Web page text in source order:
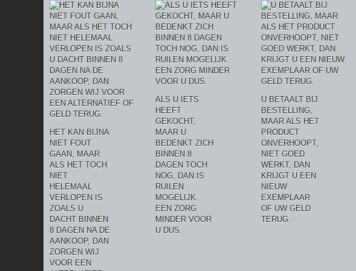
HET KAN BIJNA
NIET FOUT
GAAN, MAAR
ALS HET TOCH
NIET
HELEMAAL
VERLOPEN IS
ZOALS U
DACHT BINNEN
8 DAGEN NA DE
AANKOOP, DAN
ZORGEN WIJ
VOOR EEN
ALS U IETS
HEEFT
GEKOCHT,
MAAR U
BEDENKT ZICH
BINNEN 8
DAGEN TOCH
NOG, DAN IS
RUILEN
MOGELIJK.
EEN ZORG
MINDER VOOR
U DUS.
U BETAALT BIJ
BESTELLING,
MAAR ALS HET
PRODUCT
ONVERHOOPT,
NIET GOED
WERKT, DAN
KRIJGT U EEN
NIEUW
EXEMPLAAR
OF UW GELD
TERUG.